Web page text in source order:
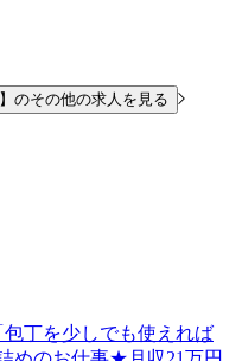
のその他の求人を見る
丁を少しでも使えれば